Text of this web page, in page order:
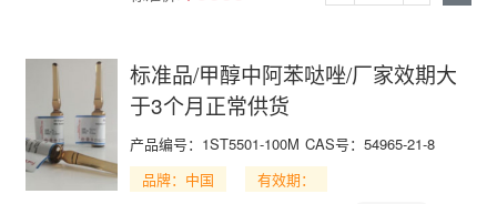
标准品/甲醇中阿苯哒唑/厂家效期大
于3个月正常供货
产品编号： 1ST5501-100M CAS号： 54965-21-8
品牌：中国
有效期：